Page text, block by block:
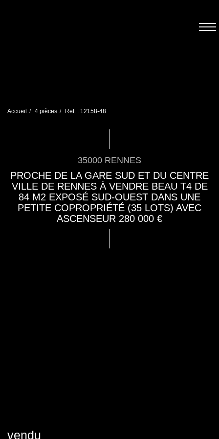
Accueil 4 pièces Ref. : 12158-48
35000 RENNES
PROCHE DE LA GARE SUD ET DU CENTRE
VILLE DE RENNES À VENDRE BEAU T4 DE
84 M2 EXPOSÉ SUD-OUEST DANS UNE
PETITE COPROPRIÉTÉ (35 LOTS) AVEC
ASCENSEUR 280 000 €
vendu